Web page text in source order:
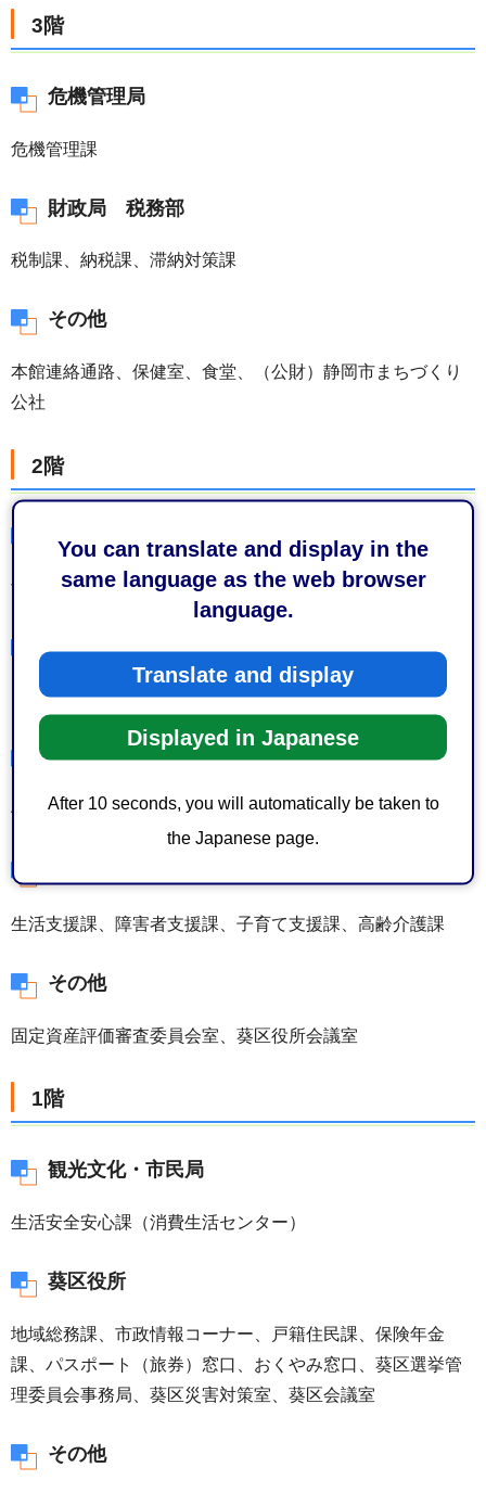
3階
危機管理局
危機管理課
財政局 税務部
税制課、納税課、滞納対策課
その他
本館連絡通路、保健室、食堂、（公財）静岡市まちづくり
公社
2階
財政局 税務部
市民税課、固定資産税課
上下水道局 経営管理部
お客様サービス課（水道料金支払い窓口）
葵区役所
健康支援課
生活支援課、障害者支援課、子育て支援課、高齢介護課
その他
固定資産評価審査委員会室、葵区役所会議室
1階
観光文化・市民局
生活安全安心課（消費生活センター）
葵区役所
地域総務課、市政情報コーナー、戸籍住民課、保険年金
課、パスポート（旅券）窓口、おくやみ窓口、葵区選挙管
理委員会事務局、葵区災害対策室、葵区会議室
その他